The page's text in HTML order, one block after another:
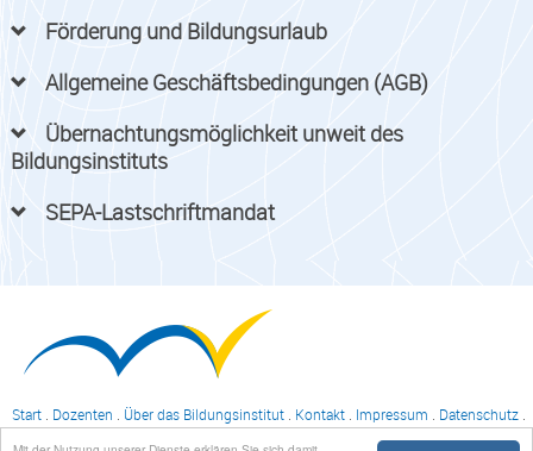
Förderung und Bildungsurlaub
Allgemeine Geschäftsbedingungen (AGB)
Übernachtungsmöglichkeit unweit des
Bildungsinstituts
SEPA-Lastschriftmandat
Start Dozenten Über das Bildungsinstitut Kontakt Impressum Datenschutz